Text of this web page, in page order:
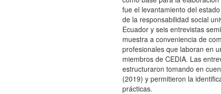
fue el levantamiento del
de la responsabilidad social
Ecuador y seis entrevistas
muestra a conveniencia de
profesionales que laboran en
miembros de CEDIA. Las
estructuraron tomando en
(2019) y permitieron la
prácticas.